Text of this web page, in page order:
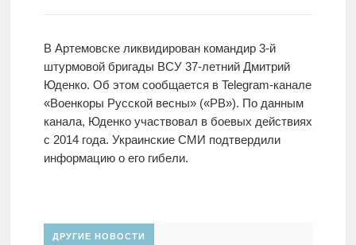
В Артемовске ликвидирован командир 3-й
штурмовой бригады ВСУ 37-летний Дмитрий
Юденко. Об этом сообщается в Telegram-канале
«Военкоры Русской весны» («РВ»). По данным
канала, Юденко участвовал в боевых действиях
с 2014 года. Украинские СМИ подтвердили
информацию о его гибели.
ДРУГИЕ НОВОСТИ